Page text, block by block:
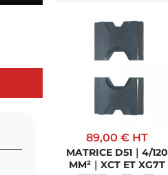
89,00 € HT
MATRICE D51｜4/120
MM²｜XCT ET XG7T